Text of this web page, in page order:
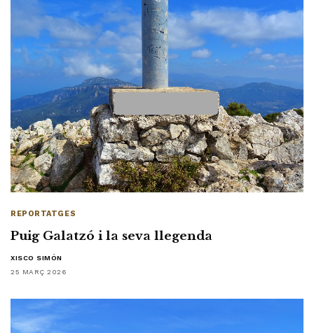
REPORTATGES
Puig Galatzó i la seva llegenda
XISCO SIMÓN
25 MARÇ 2026